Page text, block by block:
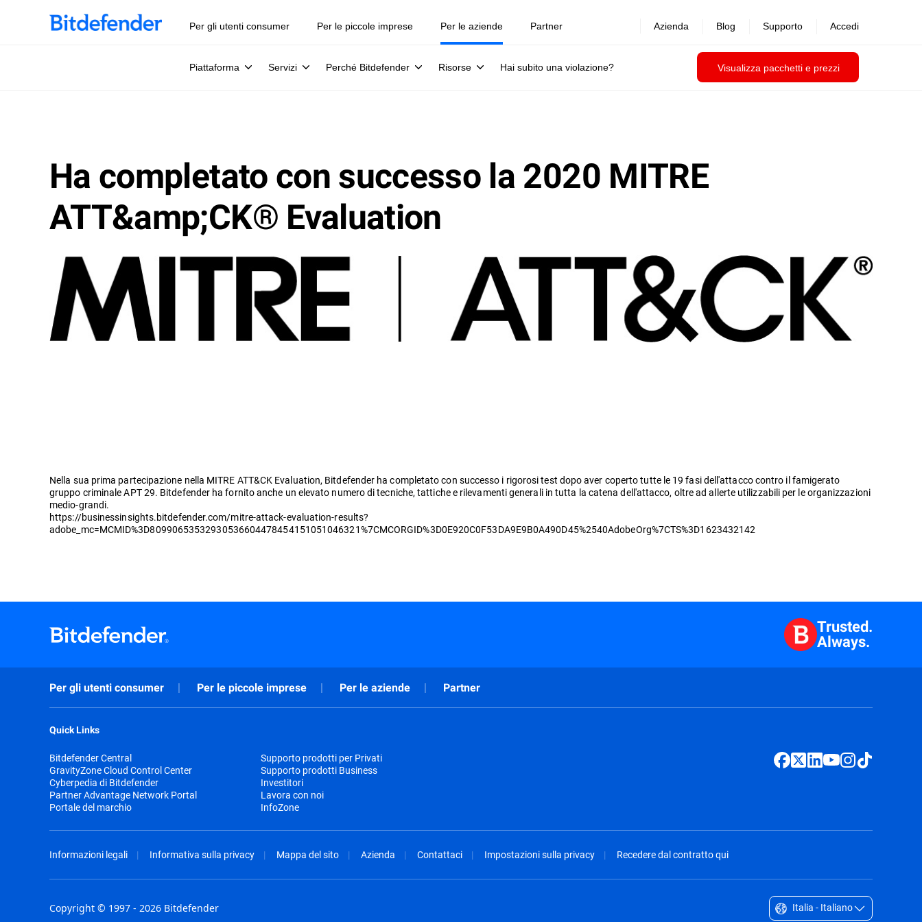
Per gli utenti consumer Per le piccole imprese Per le aziende
Piattaforma Servizi Perché Bitdefender Risorse Hai subito una violazione? Visualizza pacchetti e prezzi
Partner Azienda Blog Supporto Accedi
Ha completato con successo la 2020 MITRE
ATT&amp;CK® Evaluation
Nella sua prima partecipazione nella MITRE ATT&CK Evaluation, Bitdefender ha completato con successo i rigorosi test dopo aver coperto tutte le 19 fasi dell'attacco contro il famigerato
gruppo criminale APT 29. Bitdefender ha fornito anche un elevato numero di tecniche, tattiche e rilevamenti generali in tutta la catena dell'attacco, oltre ad allerte utilizzabili per le organizzazioni
medio-grandi.
https://businessinsights.bitdefender.com/mitre-attack-evaluation-results?
adobe_mc=MCMID%3D80990653532930536604478454151051046321%7CMCORGID%3D0E920C0F53DA9E9B0A490D45%2540AdobeOrg%7CTS%3D1623432142
Trusted.
Always.
Per gli utenti consumer Per le piccole imprese Per le aziende Partner
Quick Links
Bitdefender Central
GravityZone Cloud Control Center
Cyberpedia di Bitdefender
Partner Advantage Network Portal
Portale del marchio
Supporto prodotti per Privati
Supporto prodotti Business
Investitori
Lavora con noi
InfoZone
Informazioni legali Informativa sulla privacy Mappa del sito Azienda Contattaci Impostazioni sulla privacy Recedere dal contratto qui
Copyright © 1997 - 2026 Bitdefender Italia - Italiano